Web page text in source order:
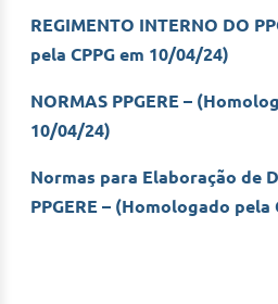
REGIMENTO INTERNO DO
pela CPPG em 10/04/24)
NORMAS PPGERE –
10/04/24)
Normas para Elaboração de
PPGERE – (Homologado pela